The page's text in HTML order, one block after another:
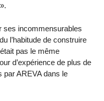
ses incommensurables
l’habitude de construire
pas le même
d’expérience de plus de
par AREVA dans le